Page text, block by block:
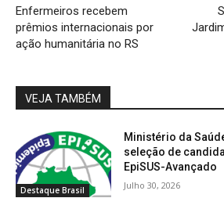
Enfermeiros recebem
prêmios internacionais por
ação humanitária no RS
VEJA TAMBÉM
Destaque Brasil
Ministério da
seleção de
EpiSUS-Avançado
Julho 30, 2026